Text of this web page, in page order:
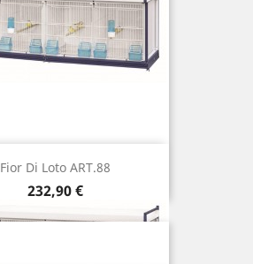
Fior Di Loto ART.88
Prix
232,90 €